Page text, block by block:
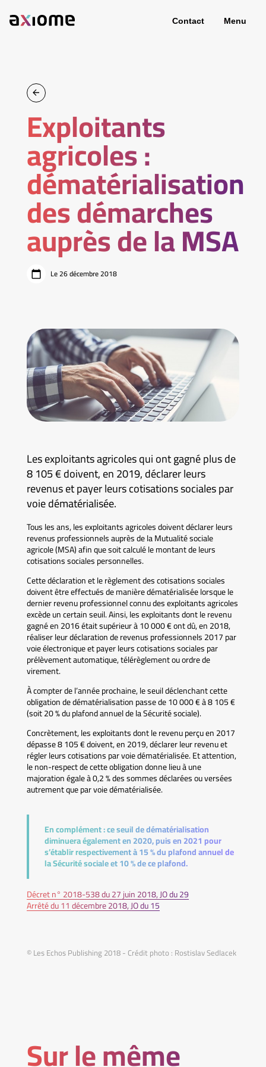
Contact Menu
Exploitants
agricoles :
dématérialisation
des démarches
auprès de la MSA
Le 26 décembre 2018
Les exploitants agricoles qui ont gagné plus de
8 105 € doivent, en 2019, déclarer leurs
revenus et payer leurs cotisations sociales par
voie dématérialisée.
Tous les ans, les exploitants agricoles doivent déclarer leurs
revenus professionnels auprès de la Mutualité sociale
agricole (MSA) afin que soit calculé le montant de leurs
cotisations sociales personnelles.
Cette déclaration et le règlement des cotisations sociales
doivent être effectués de manière dématérialisée lorsque le
dernier revenu professionnel connu des exploitants agricoles
excède un certain seuil. Ainsi, les exploitants dont le revenu
gagné en 2016 était supérieur à 10 000 € ont dû, en 2018,
réaliser leur déclaration de revenus professionnels 2017 par
voie électronique et payer leurs cotisations sociales par
prélèvement automatique, télérèglement ou ordre de
virement.
À compter de l’année prochaine, le seuil déclenchant cette
obligation de dématérialisation passe de 10 000 € à 8 105 €
(soit 20 % du plafond annuel de la Sécurité sociale).
Concrètement, les exploitants dont le revenu perçu en 2017
dépasse 8 105 € doivent, en 2019, déclarer leur revenu et
régler leurs cotisations par voie dématérialisée. Et attention,
le non-respect de cette obligation donne lieu à une
majoration égale à 0,2 % des sommes déclarées ou versées
autrement que par voie dématérialisée.
En complément :ce seuil de dématérialisation
diminuera également en 2020, puis en 2021 pour
s’établir respectivement à 15 % du plafond annuel de
la Sécurité sociale et 10 % de ce plafond.
Décret n° 2018-538 du 27 juin 2018, JO du 29
Arrêté du 11 décembre 2018, JO du 15
© Les Echos Publishing 2018 - Crédit photo : Rostislav Sedlacek
Sur le même